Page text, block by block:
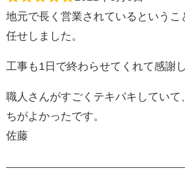
地元で長く営業されているというこ
任せしました。
工事も1日で終わらせてくれて感謝
職人さんがすごくテキパキしていて
ちがよかったです。
佐藤